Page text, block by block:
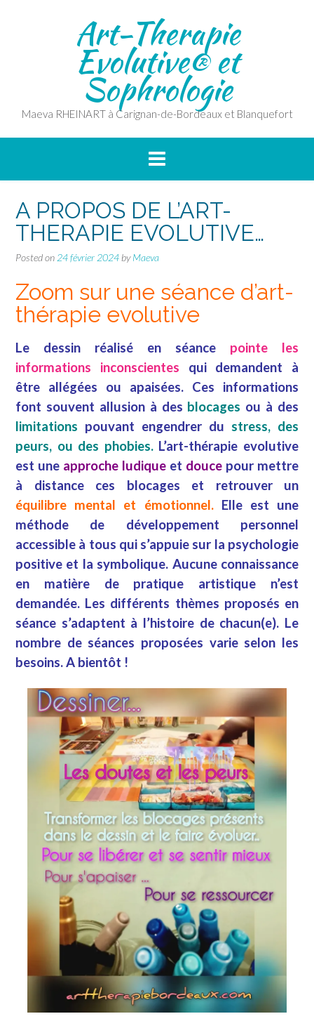
Art-Therapie
Evolutive® et
Sophrologie
Maeva RHEINART à Carignan-de-Bordeaux et Blanquefort
A PROPOS DE L’ART-
THERAPIE EVOLUTIVE…
Posted on 24 février 2024 byMaeva
Zoom sur une séance d’art-
thérapie evolutive
Le dessin réalisé en séance pointe les
informations inconscientes qui demandent à
être allégées ou apaisées. Ces informations
font souvent allusion à des blocages ou à des
limitations pouvant engendrer du stress, des
peurs, ou des phobies.L’art-thérapie evolutive
est une approche ludique et douce pour mettre
à distance ces blocages et retrouver un
équilibre mental et émotionnel.Elle est une
méthode de développement personnel
accessible à tous qui s’appuie sur la psychologie
positive et la symbolique. Aucune connaissance
en matière de pratique artistique n’est
demandée. Les différents thèmes proposés en
séance s’adaptent à l’histoire de chacun(e). Le
nombre de séances proposées varie selon les
besoins. A bientôt !